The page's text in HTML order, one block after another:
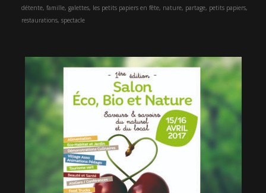
détente, famille, galettes, les petits papiers en fête, nature, partage, petits papiers,
restaurations, spectacle